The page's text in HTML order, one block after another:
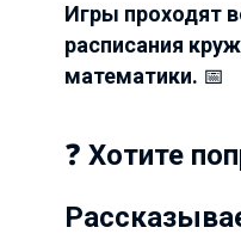
Игры проходят
расписания
математики. 📅
❓ Хотите